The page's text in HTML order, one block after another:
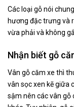
Các loại gỗ nói
hương đặc trưng và
vừa phải và không
Nhận biết gỗ
Vân gỗ căm xe thì
vân sọc xen kẽ giữa
sậm nên các vân gỗ